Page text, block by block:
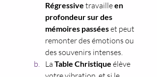
Régressive travaille en
profondeur sur des
mémoires passées et peut
remonter des émotions ou
des souvenirs intenses.
La Table Christique élève